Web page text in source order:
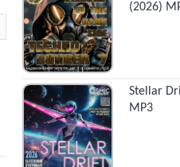
(2026)
Stellar
MP3